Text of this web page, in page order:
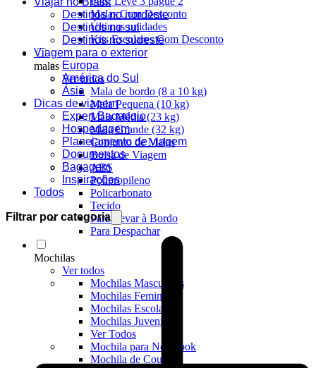
Malas Com Desconto
Últimas unidades
Kits Escolares Com Desconto
malas
Ver todos
Mala de bordo (8 a 10 kg)
Mala Pequena (10 kg)
Mala Média (23 kg)
Mala Grande (32 kg)
Conjunto de Malas
Bolsa de Viagem
ABS
Polipropileno
Policarbonato
Tecido
Para Levar à Bordo
Para Despachar
Mochilas
Ver todos
Mochilas Masculinas
Mochilas Femininas
Mochilas Escolares
Mochilas Juvenis
Ver Todos
Mochila para Notebook
Mochila de Couro
Destinos no nordeste
Destinos no sul
Destinos no sudeste
Viagem para o exterior
Europa
América do Sul
Ásia
Dicas de viagem
Expert Bagaggio
Hospedagem
Planejamento de viagem
Documentos
Bagagem
Inspirações
Todos
Filtrar por categoria